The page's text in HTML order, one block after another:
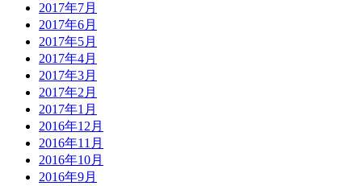
2017年7月
2017年6月
2017年5月
2017年4月
2017年3月
2017年2月
2017年1月
2016年12月
2016年11月
2016年10月
2016年9月